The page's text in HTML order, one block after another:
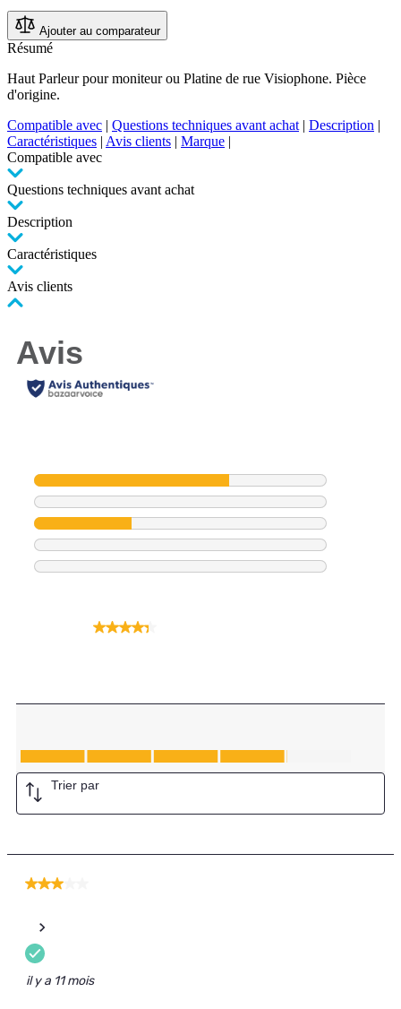
Ajouter au comparateur
Résumé
Haut Parleur pour moniteur ou Platine de rue Visiophone. Pièce
d'origine.
Compatible avec | Questions techniques avant achat | Description |
Caractéristiques | Avis clients | Marque |
Compatible avec
Questions techniques avant achat
Description
Caractéristiques
Avis clients